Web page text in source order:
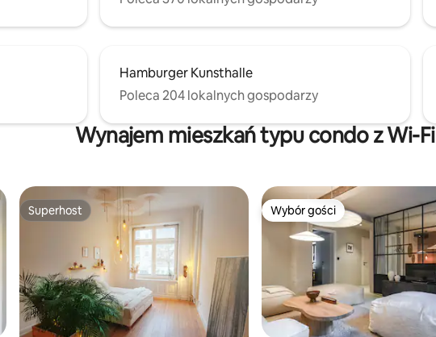
Hamburger Kunsthalle
Poleca 204 lokalnych gospodarzy
Wynajem mieszkań typu condo z Wi-Fi
Superhost
Superhost Wybór gości
Wybór gości